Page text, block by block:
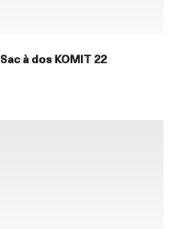
Sac à dos KOMIT 22